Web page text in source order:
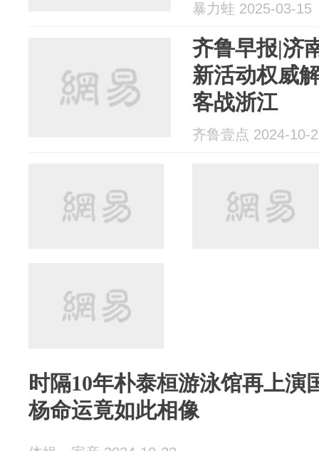
暴力蛙 2025-03-15
齐鲁早报|济
新活动权威
客战浙江
齐鲁壹点 2024-10-
时隔10年朴泰桓游泳馆再上演
杨命运竟如此相像